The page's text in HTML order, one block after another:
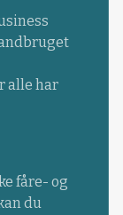
alle har
fåre- og
du